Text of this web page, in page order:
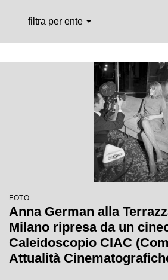
filtra per ente
FOTO
Anna German alla
Milano ripresa da un
Caleidoscopio CIAC
Attualità